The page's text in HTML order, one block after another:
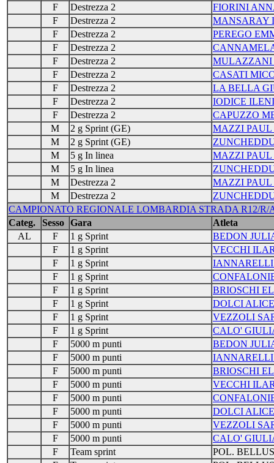
F
Destrezza 2
FIORINI
F
Destrezza 2
MANSARAY
F
Destrezza 2
PEREGO
F
Destrezza 2
F
Destrezza 2
F
Destrezza 2
CASATI
F
Destrezza 2
LA BELLA
F
Destrezza 2
IODICE
F
Destrezza 2
CAPUZZO
M
2 g Sprint (GE)
MAZZI PAUL
M
2 g Sprint (GE)
M
5 g In linea
MAZZI PAUL
M
5 g In linea
M
Destrezza 2
MAZZI PAUL
M
Destrezza 2
CAMPIONATO REGIONALE LOMBARDIA STRADA R12/R/
Categ.
Sesso Gara
Atleta
AL
F 1 g Sprint
BEDON
F
1 g Sprint
VECCHI
F
1 g Sprint
F
1 g Sprint
F
1 g Sprint
BRIOSCHI
F
1 g Sprint
DOLCI ALICE
F
1 g Sprint
VEZZOLI
F
1 g Sprint
CALO'
F
5000 m punti
BEDON
F
5000 m punti
F
5000 m punti
BRIOSCHI
F
5000 m punti
VECCHI
F
5000 m punti
F
5000 m punti
DOLCI ALICE
F
5000 m punti
VEZZOLI
F
5000 m punti
CALO'
F
Team sprint
POL.